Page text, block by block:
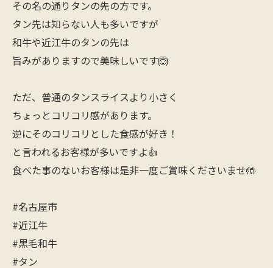
その名の通りタンの先の方です。
タン先は知らない人も多いですが
和牛や近江牛のタンの先は
旨みがありますので美味しいです🙆
ただ、普通のタンスライスより小さく
ちょっとコリコリ感があります。
逆にそのコリコリとした食感が好き！
と言われるお客様が多いですよ👍
食べた事のないお客様は是非一度ご賞味くださいませ🤲
#名古屋市
#近江牛
#黒毛和牛
#タン